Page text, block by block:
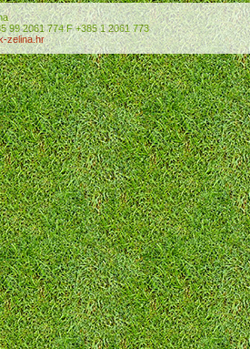
99 2061 774 F +385 1 2061 773
zelina.hr